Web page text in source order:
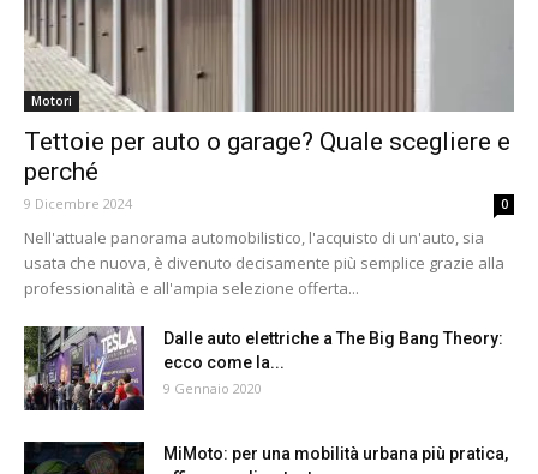
Motori
Tettoie per auto o garage? Quale scegliere e
perché
9 Dicembre 2024 0
Nell'attuale panorama automobilistico, l'acquisto di un'auto, sia
usata che nuova, è divenuto decisamente più semplice grazie alla
professionalità e all'ampia selezione offerta...
Dalle auto elettriche a The Big Bang Theory:
ecco come la...
9 Gennaio 2020
MiMoto: per una mobilità urbana più pratica,